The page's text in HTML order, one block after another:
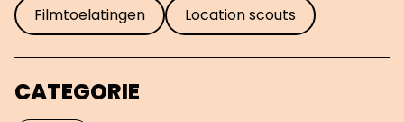
Filmtoelatingen Location scouts
CATEGORIE